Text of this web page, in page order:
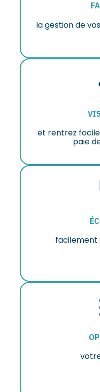
la gestion de
et rentrez
paie
facilement